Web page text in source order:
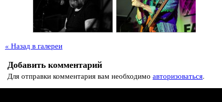
« Назад в галереи
Добавить комментарий
Для отправки комментария вам необходимо авторизоваться.